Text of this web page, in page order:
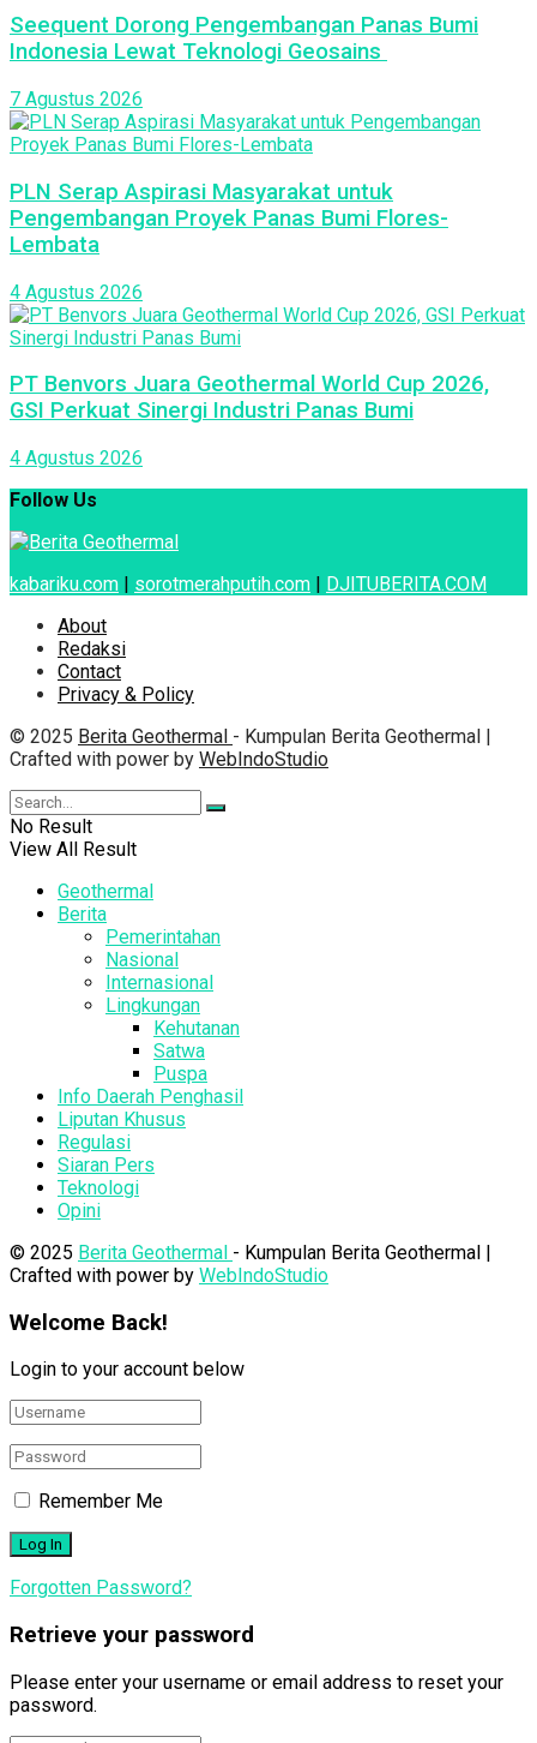
Seequent Dorong Pengembangan Panas Bumi
Indonesia Lewat Teknologi Geosains
7 Agustus 2026
PLN Serap Aspirasi Masyarakat untuk
Pengembangan Proyek Panas Bumi Flores-
Lembata
4 Agustus 2026
PT Benvors Juara Geothermal World Cup 2026,
GSI Perkuat Sinergi Industri Panas Bumi
4 Agustus 2026
Follow Us
kabariku.com | sorotmerahputih.com | DJITUBERITA.COM
About
Redaksi
Contact
Privacy & Policy
© 2025 Berita Geothermal - Kumpulan Berita Geothermal |
Crafted with power by WebIndoStudio
No Result
View All Result
Geothermal
Berita
Pemerintahan
Nasional
Internasional
Lingkungan
Kehutanan
Satwa
Puspa
Info Daerah Penghasil
Liputan Khusus
Regulasi
Siaran Pers
Teknologi
Opini
© 2025 Berita Geothermal - Kumpulan Berita Geothermal |
Crafted with power by WebIndoStudio
Welcome Back!
Login to your account below
Remember Me
Forgotten Password?
Retrieve your password
Please enter your username or email address to reset your
password.